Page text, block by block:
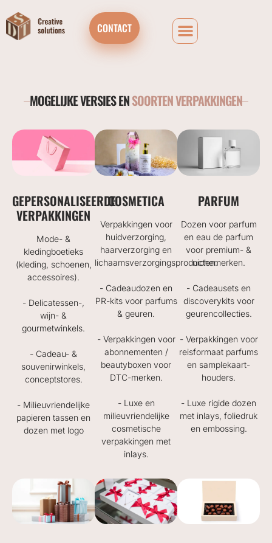
CONTACT
MOGELIJKE VERSIES ENSOORTEN VERPAKKINGEN
GEPERSONALISEERDE
VERPAKKINGEN
Mode- &
kledingboetieks
(kleding, schoenen,
accessoires).
- Delicatessen-,
wijn- &
gourmetwinkels.
- Cadeau- &
souvenirwinkels,
conceptstores.
- Milieuvriendelijke
papieren tassen en
dozen met logo
COSMETICA
Verpakkingen voor
huidverzorging,
haarverzorging en
lichaamsverzorgingsproducten.
- Cadeaudozen en
PR-kits voor parfums
& geuren.
- Verpakkingen voor
abonnementen /
beautyboxen voor
DTC-merken.
- Luxe en
milieuvriendelijke
cosmetische
verpakkingen met
inlays.
PARFUM
Dozen voor parfum
en eau de parfum
voor premium- &
nichemerken.
- Cadeausets en
discoverykits voor
geurencollecties.
- Verpakkingen voor
reisformaat parfums
en samplekaart-
houders.
- Luxe rigide dozen
met inlays, foliedruk
en embossing.